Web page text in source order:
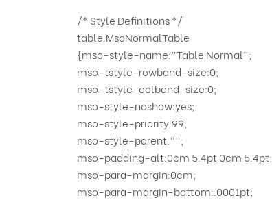
/* Style Definitions */
table.MsoNormalTable
{mso-style-name:”Table Normal”;
mso-tstyle-rowband-size:0;
mso-tstyle-colband-size:0;
mso-style-noshow:yes;
mso-style-priority:99;
mso-style-parent:””;
mso-padding-alt:0cm 5.4pt 0cm 5.4pt;
mso-para-margin:0cm;
mso-para-margin-bottom:.0001pt;